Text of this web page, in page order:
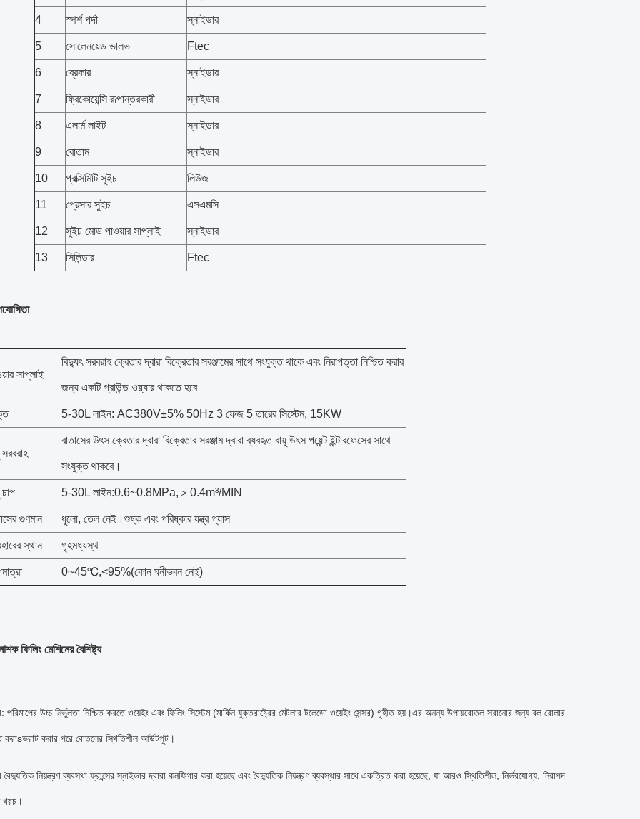
4 স্পর্শ পর্দা স্নাইডার
5 সোলেনয়েড ভালভ Ftec
6 ব্রেকার স্নাইডার
7 ফ্রিকোয়েন্সি রূপান্তরকারী স্নাইডার
8 এলার্ম লাইট স্নাইডার
9 বোতাম স্নাইডার
10 প্রক্সিমিটি সুইচ লিউজ
11 প্রেসার সুইচ এসএমসি
12 সুইচ মোড পাওয়ার সাপ্লাই স্নাইডার
13 সিলিন্ডার Ftec
সাপ্লাই
বিদ্যুৎ সরবরাহ ক্রেতার দ্বারা বিক্রেতার সরঞ্জামের সাথে সংযুক্ত থাকে এবং নিরাপত্তা নিশ্চিত করার
জন্য একটি গ্রাউন্ড ওয়্যার থাকতে হবে
5-30L লাইন: AC380V±5% 50Hz 3 ফেজ 5 তারের সিস্টেম, 15KW
সরবরাহ
বাতাসের উৎস ক্রেতার দ্বারা বিক্রেতার সরঞ্জাম দ্বারা ব্যবহৃত বায়ু উৎস পয়েন্ট ইন্টারফেসের সাথে
সংযুক্ত থাকবে।
চাপ 5-30L লাইন:0.6~0.8MPa,＞0.4m³/MIN
গুণমান ধুলো, তেল নেই।শুষ্ক এবং পরিষ্কার যন্ত্র গ্যাস
স্থান গৃহমধ্যস্থ
0~45℃,<95%(কোন ঘনীভবন নেই)
ফিলিং মেশিনের বৈশিষ্ট্য
: পরিমাপের উচ্চ নির্ভুলতা নিশ্চিত করতে ওয়েইং এবং ফিলিং সিস্টেম (মার্কিন যুক্তরাষ্ট্রের মেটলার টলেডো ওয়েইং সেন্সর) গৃহীত হয়।এর অনন্য উপায়বোতল সরানোর জন্য বল রোলার
করাsভরাট করার পরে বোতলের স্থিতিশীল আউটপুট।
বৈদ্যুতিক নিয়ন্ত্রণ ব্যবস্থা ফ্রান্সের স্নাইডার দ্বারা কনফিগার করা হয়েছে এবং বৈদ্যুতিক নিয়ন্ত্রণ ব্যবস্থার সাথে একত্রিত করা হয়েছে, যা আরও স্থিতিশীল, নির্ভরযোগ্য, নিরাপদ
খরচ।